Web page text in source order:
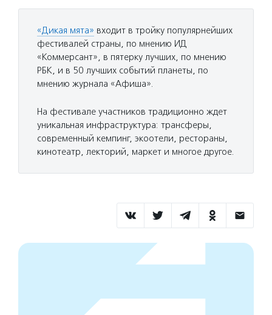
«Дикая мята» входит в тройку популярнейших
фестивалей страны, по мнению ИД
«Коммерсант», в пятерку лучших, по мнению
РБК, и в 50 лучших событий планеты, по
мнению журнала «Афиша».
На фестивале участников традиционно ждет
уникальная инфраструктура: трансферы,
современный кемпинг, экоотели, рестораны,
кинотеатр, лекторий, маркет и многое другое.